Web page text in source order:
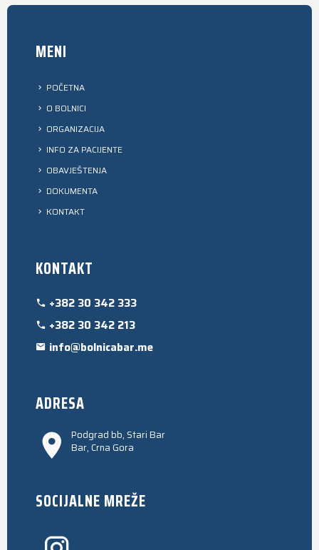
MENI
POČETNA
O BOLNICI
ORGANIZACIJA
INFO ZA PACIJENTE
OBAVJEŠTENJA
DOKUMENTA
KONTAKT
KONTAKT
+382 30 342 333
+382 30 342 213
info@bolnicabar.me
ADRESA
Podgrad bb, Stari Bar
Bar, Crna Gora
SOCIJALNE MREŽE